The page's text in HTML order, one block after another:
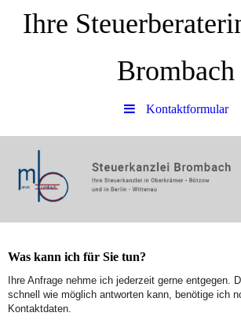
Ihre
Brombach
Kontaktformular
Was kann ich für Sie tun?
Ihre Anfrage nehme ich jederzeit gerne entgegen.
schnell wie möglich antworten kann, benötige ich
Kontaktdaten.